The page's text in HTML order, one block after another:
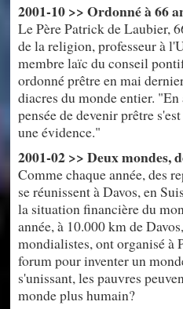
2001-10 >> Ordonné à 66
Le Père Patrick de Laubier,
de la religion, professeur à
membre laïc du conseil
ordonné prêtre en mai
diacres du monde entier.
pensée de devenir prêtre
une évidence."
2001-02 >> Deux mondes,
Comme chaque année, des
se réunissent à Davos, en
la situation financière du
année, à 10.000 km de
mondialistes, ont organisé à
forum pour inventer un
s'unissant, les pauvres
monde plus humain?